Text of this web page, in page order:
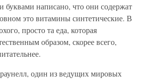
буквами написано, что они содержат
это витамины синтетические. В
просто та еда, которая
образом, скорее всего,
один из ведущих мировых